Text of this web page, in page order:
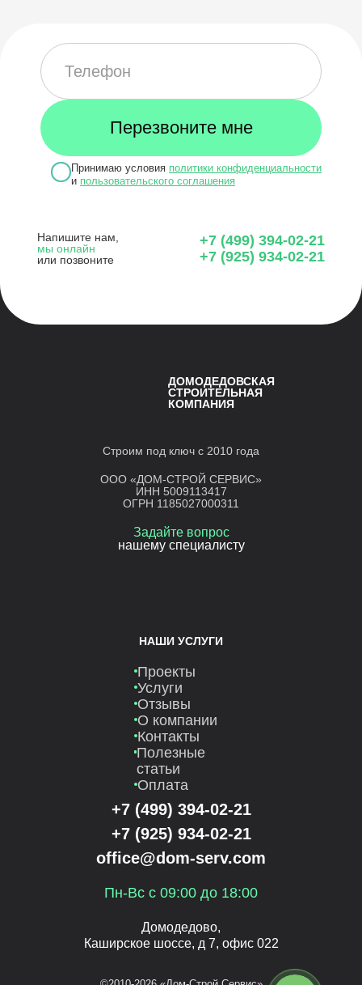
Принимаю условия политики конфиденциальности
и пользовательского соглашения
Напишите нам,
мы онлайн
или позвоните
+7 (499) 394-02-21
+7 (925) 934-02-21
ДОМОДЕДОВСКАЯ
СТРОИТЕЛЬНАЯ
КОМПАНИЯ
Строим под ключ с 2010 года
ООО «ДОМ-СТРОЙ СЕРВИС»
ИНН 5009113417
ОГРН 1185027000311
Задайте вопрос
нашему специалисту
НАШИ УСЛУГИ
Проекты
Услуги
Отзывы
О компании
Контакты
Полезные
статьи
Оплата
+7 (499) 394-02-21
+7 (925) 934-02-21
office@dom-serv.com
Пн-Вс с 09:00 до 18:00
Домодедово,
Каширское шоссе, д 7, офис 022